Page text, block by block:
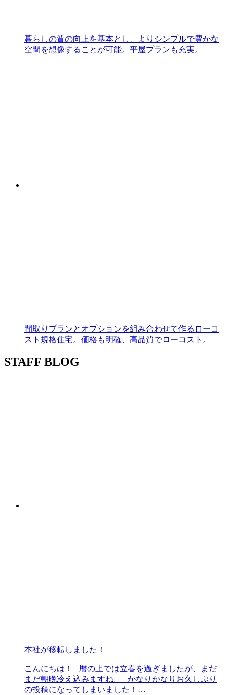
暮らしの質の向上を基本とし、よりシンプルで豊かな
空間を想像することが可能。平屋プランも充実。
間取りプランとオプションを組み合わせて作るローコ
スト規格住宅。価格も明確、高品質でローコスト。
STAFF BLOG
本社が移転しました！
こんにちは！ 暦の上では立春を過ぎましたが、まだ
まだ朝晩冷え込みますね。 かなりかなりお久しぶり
の投稿になってしまいました！…